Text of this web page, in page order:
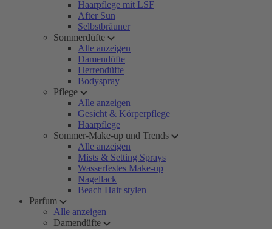
Haarpflege mit LSF
After Sun
Selbstbräuner
Sommerdüfte
Alle anzeigen
Damendüfte
Herrendüfte
Bodyspray
Pflege
Alle anzeigen
Gesicht & Körperpflege
Haarpflege
Sommer-Make-up und Trends
Alle anzeigen
Mists & Setting Sprays
Wasserfestes Make-up
Nagellack
Beach Hair stylen
Parfum
Alle anzeigen
Damendüfte